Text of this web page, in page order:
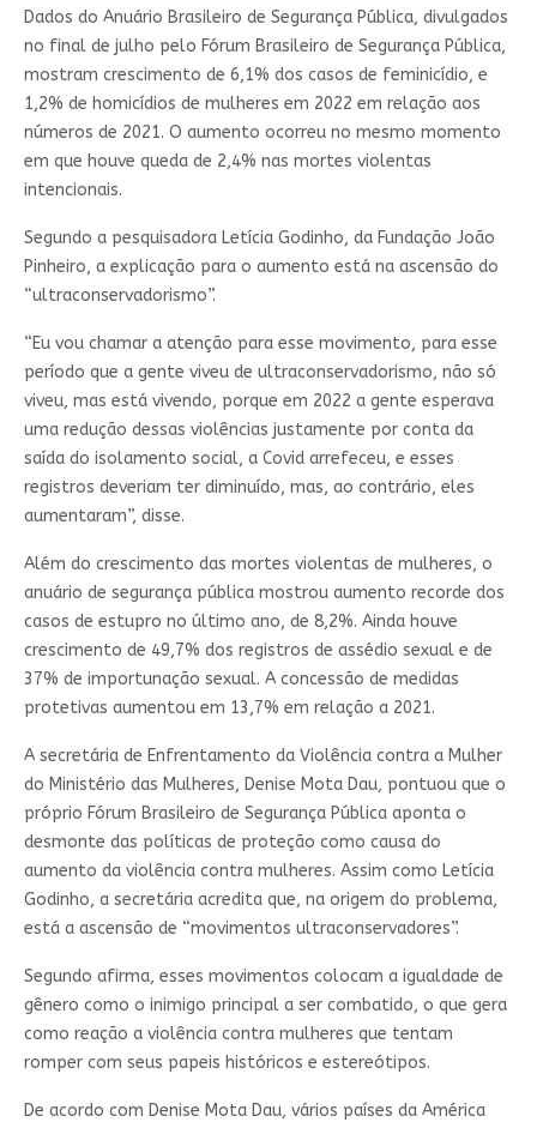
Dados do Anuário Brasileiro de Segurança Pública, divulgados
no final de julho pelo Fórum Brasileiro de Segurança Pública,
mostram crescimento de 6,1% dos casos de feminicídio, e
1,2% de homicídios de mulheres em 2022 em relação aos
números de 2021. O aumento ocorreu no mesmo momento
em que houve queda de 2,4% nas mortes violentas
intencionais.
Segundo a pesquisadora Letícia Godinho, da Fundação João
Pinheiro, a explicação para o aumento está na ascensão do
“ultraconservadorismo”.
“Eu vou chamar a atenção para esse movimento, para esse
período que a gente viveu de ultraconservadorismo, não só
viveu, mas está vivendo, porque em 2022 a gente esperava
uma redução dessas violências justamente por conta da
saída do isolamento social, a Covid arrefeceu, e esses
registros deveriam ter diminuído, mas, ao contrário, eles
aumentaram”, disse.
Além do crescimento das mortes violentas de mulheres, o
anuário de segurança pública mostrou aumento recorde dos
casos de estupro no último ano, de 8,2%. Ainda houve
crescimento de 49,7% dos registros de assédio sexual e de
37% de importunação sexual. A concessão de medidas
protetivas aumentou em 13,7% em relação a 2021.
A secretária de Enfrentamento da Violência contra a Mulher
do Ministério das Mulheres, Denise Mota Dau, pontuou que o
próprio Fórum Brasileiro de Segurança Pública aponta o
desmonte das políticas de proteção como causa do
aumento da violência contra mulheres. Assim como Letícia
Godinho, a secretária acredita que, na origem do problema,
está a ascensão de “movimentos ultraconservadores”.
Segundo afirma, esses movimentos colocam a igualdade de
gênero como o inimigo principal a ser combatido, o que gera
como reação a violência contra mulheres que tentam
romper com seus papeis históricos e estereótipos.
De acordo com Denise Mota Dau, vários países da América